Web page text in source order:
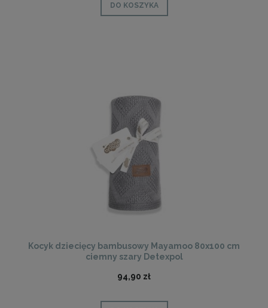
DO KOSZYKA
Kocyk dziecięcy bambusowy Mayamoo 80x100 cm
ciemny szary Detexpol
94,90 zł